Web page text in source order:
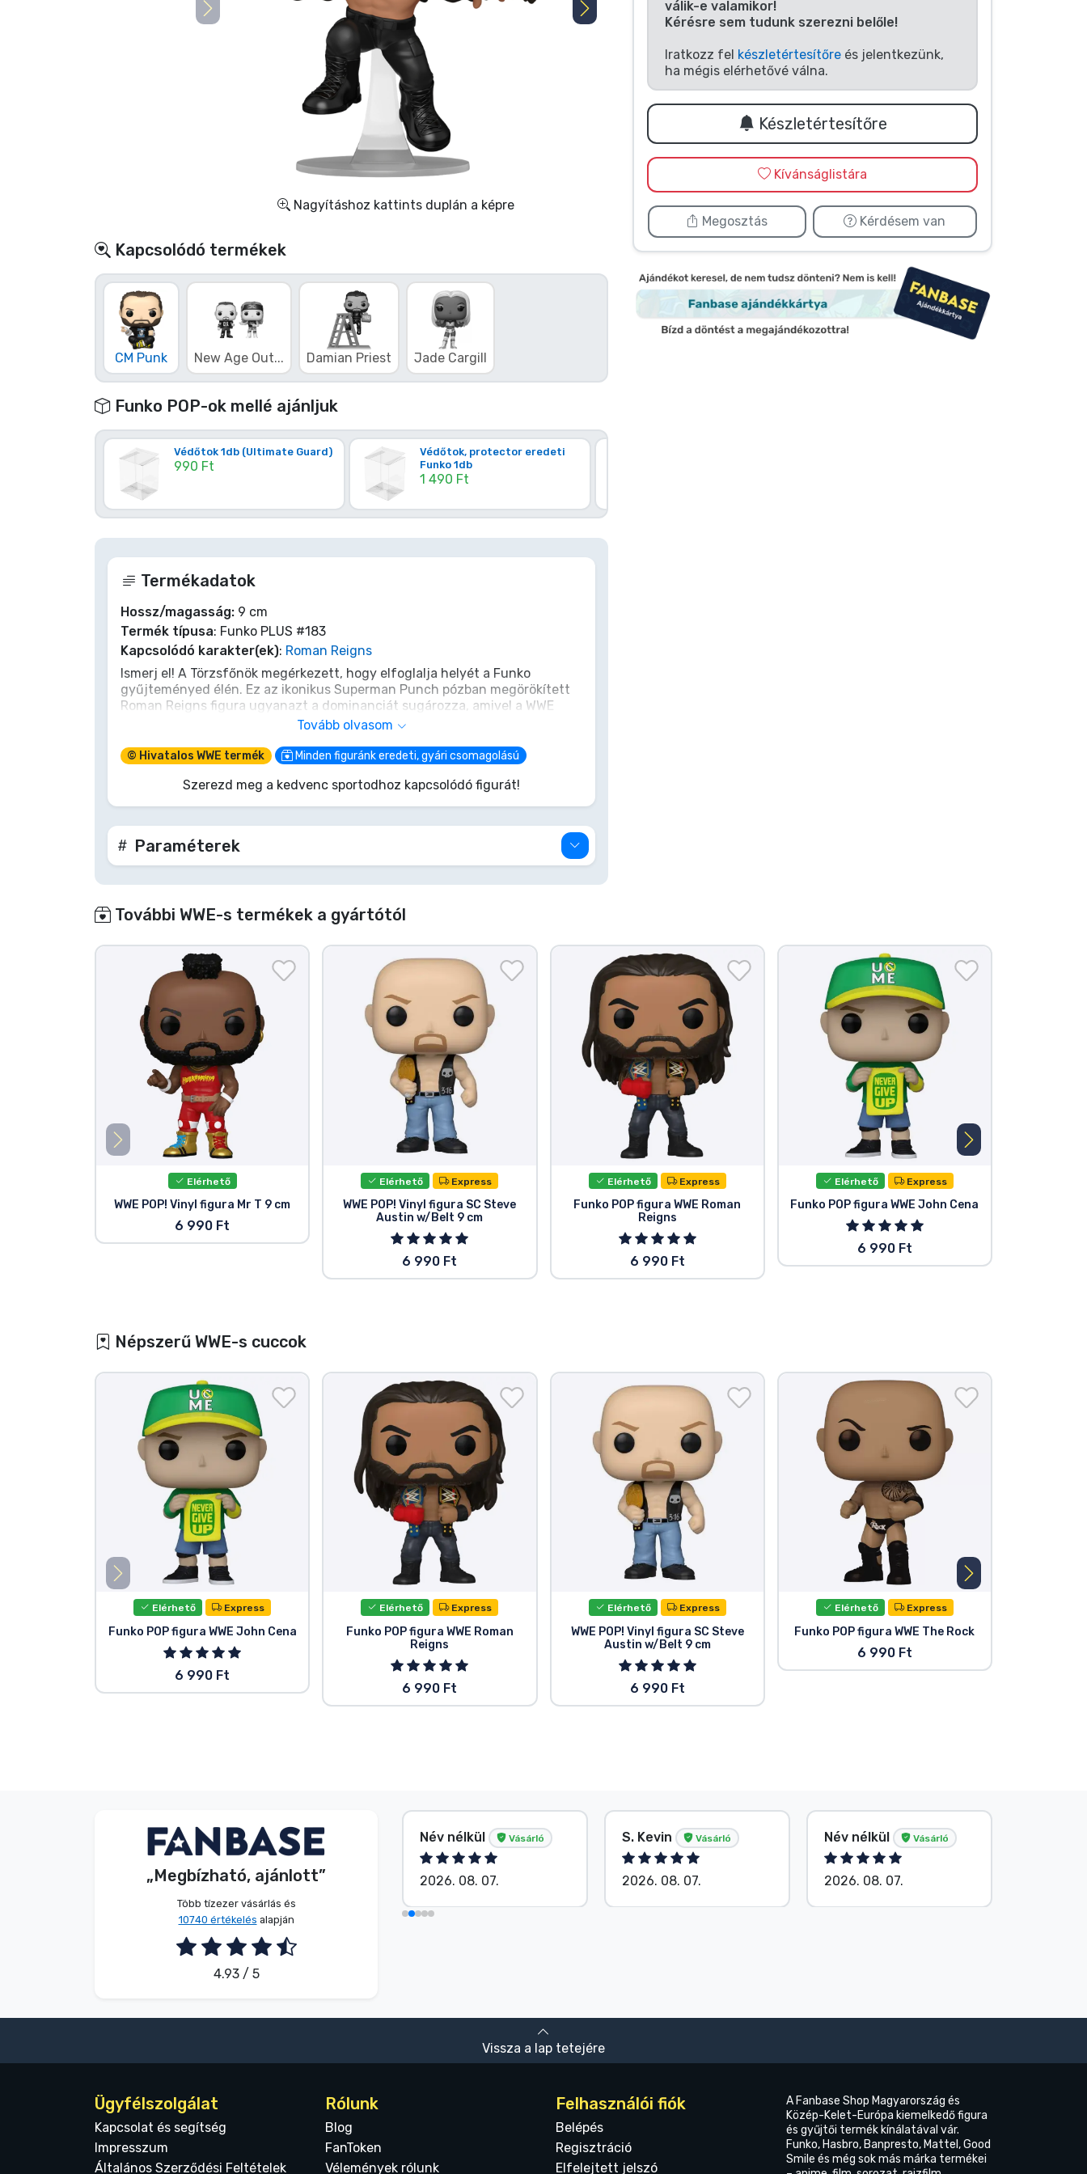
Nagyításhoz kattints duplán a képre
válik-e valamikor!
Kérésre sem tudunk szerezni belőle!
Iratkozz fel készletértesítőre és jelentkezünk,
ha mégis elérhetővé válna.
Készletértesítőre
Kívánságlistára
Megosztás Kérdésem van
Kapcsolódó termékek
CM Punk New Age Out... Damian Priest Jade Cargill
Funko POP-ok mellé ajánljuk
Védőtok 1db (Ultimate Guard)
990 Ft
Védőtok, protector eredeti
Funko 1db
1 490 Ft
Termékadatok
Hossz/magasság: 9 cm
Termék típusa: Funko PLUS #183
Kapcsolódó karakter(ek): Roman Reigns
Ismerj el! A Törzsfőnök megérkezett, hogy elfoglalja helyét a Funko
gyűjteményed élén. Ez az ikonikus Superman Punch pózban megörökített
Roman Reigns figura ugyanazt a dominanciát sugározza, amivel a WWE
ringjében töri szét ellenfeleit. Ez nem csak egy gyűjtői darab, hanem egy
mindenkinek, ki az Asztalfő!
Tovább olvasom
© Hivatalos WWE termék Minden figuránk eredeti, gyári csomagolású
Szerezd meg a kedvenc sportodhoz kapcsolódó figurát!
Paraméterek
További WWE-s termékek a gyártótól
Elérhető
WWE POP! Vinyl figura Mr T 9 cm
6 990 Ft
Elérhető Express
WWE POP! Vinyl figura SC Steve
Austin w/Belt 9 cm
6 990 Ft
Elérhető Express
Funko POP figura WWE Roman
Reigns
6 990 Ft
Elérhető Express
Funko POP figura WWE John Cena
6 990 Ft
Népszerű WWE-s cuccok
Elérhető Express
Funko POP figura WWE John Cena
6 990 Ft
Elérhető Express
Funko POP figura WWE Roman
Reigns
6 990 Ft
Elérhető Express
WWE POP! Vinyl figura SC Steve
Austin w/Belt 9 cm
6 990 Ft
Elérhető Express
Funko POP figura WWE The Rock
6 990 Ft
„Megbízható, ajánlott”
Több tízezer vásárlás és
10740 értékelés alapján
4.93 / 5
G. Gábor Vásárló
2026. 08. 07.
Név nélkül Vásárló
2026. 08. 07.
S. Kevin Vásárló
2026. 08. 07.
Név nélkül Vásárló
2026. 08. 07.
Vissza a lap tetejére
Ügyfélszolgálat
Kapcsolat és segítség
Impresszum
Általános Szerződési Feltételek
Rólunk
Blog
FanToken
Vélemények rólunk
Felhasználói fiók
Belépés
Regisztráció
Elfelejtett jelszó
A Fanbase Shop Magyarország és
Közép-Kelet-Európa kiemelkedő figura
és gyűjtői termék kínálatával vár.
Funko, Hasbro, Banpresto, Mattel, Good
Smile és még sok más márka termékei
Gamer cuccok
Sportos cuccok
Zenés cuccok
Terméktípusok